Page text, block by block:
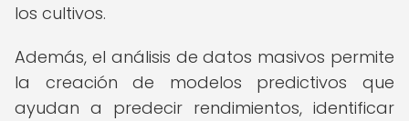
los cultivos.
Además, el análisis de datos masivos permite
la creación de modelos predictivos que
ayudan a predecir rendimientos, identificar